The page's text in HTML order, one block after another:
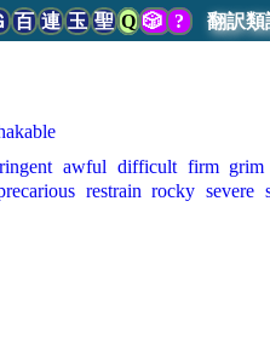
百 連 玉 聖 Q 🎲? 翻訳類
awful difficult firm grim
restrain rocky severe